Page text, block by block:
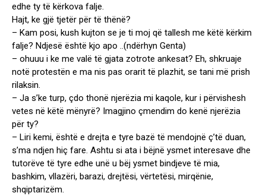
edhe ty të kërkova falje.
Hajt, ke gjë tjetër për të thënë?
– Kam posi, kush kujton se je ti moj që tallesh me këtë kërkim
falje? Ndjesë është kjo apo ..(ndërhyn Genta)
– ohuuu i ke me valë të gjata zotrote ankesat? Eh, shkruaje
notë protestën e ma nis pas orarit të plazhit, se tani më prish
rilaksin.
– Ja s’ke turp, çdo thonë njerëzia mi kaqole, kur i përvishesh
vetes në këtë mënyrë? Imagjino çmendim do kenë njerëzia
për ty?
– Liri kemi, është e drejta e tyre bazë të mendojnë ç’të duan,
s’ma ndjen hiç fare. Ashtu si ata i bëjnë ysmet interesave dhe
tutorëve të tyre edhe unë u bëj ysmet bindjeve të mia,
bashkim, vllazëri, barazi, drejtësi, vërtetësi, mirqënie,
shqiptarizëm.